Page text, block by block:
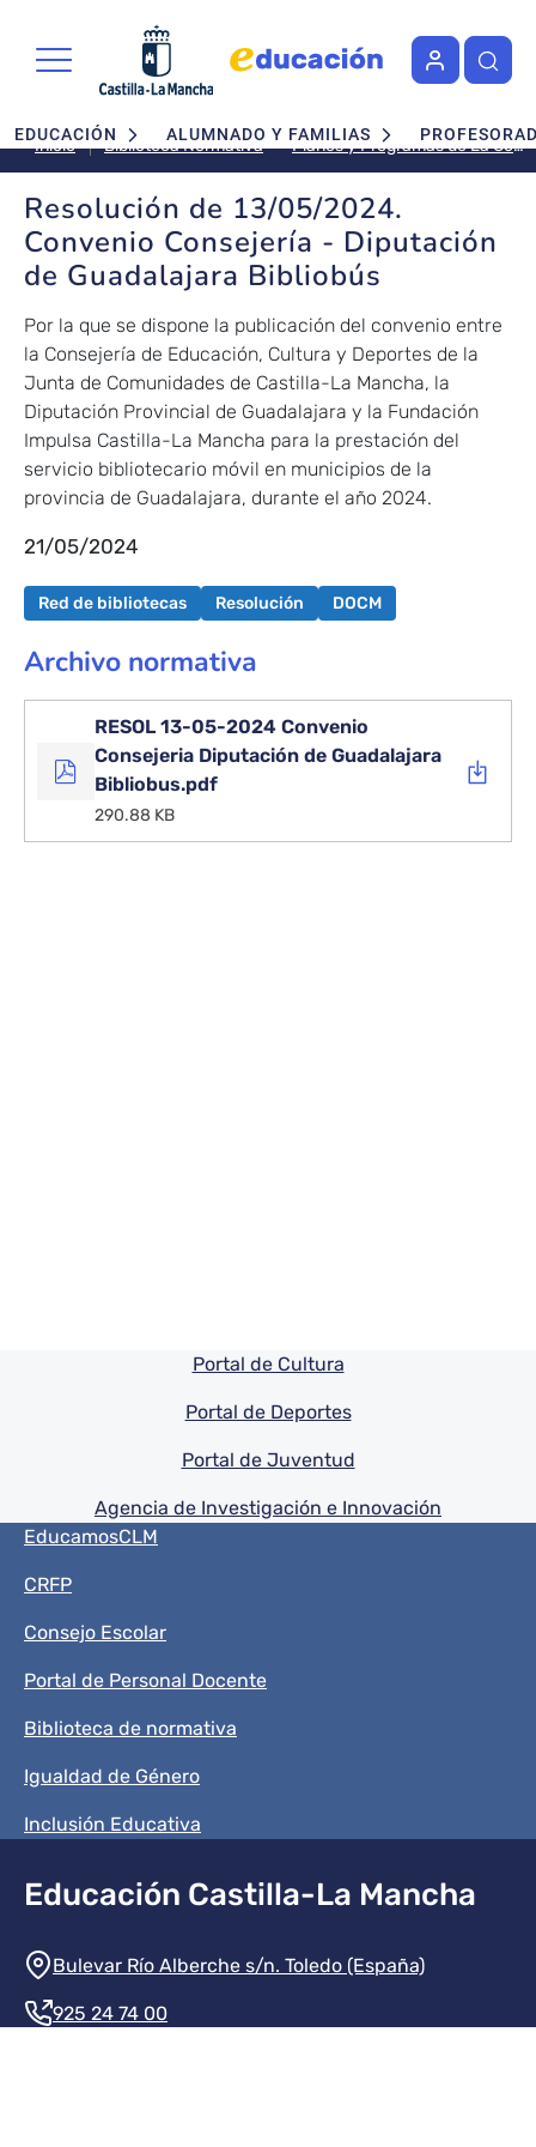
Navegación principal
EDUCACIÓN ALUMNADO Y FAMILIAS
Inicio Biblioteca Normativa Planes y Programas de La Consejería
Resolución de 13/05/2024.
Convenio Consejería - Diputación
de Guadalajara Bibliobús
Por la que se dispone la publicación del convenio entre
la Consejería de Educación, Cultura y Deportes de la
Junta de Comunidades de Castilla-La Mancha, la
Diputación Provincial de Guadalajara y la Fundación
Impulsa Castilla-La Mancha para la prestación del
servicio bibliotecario móvil en municipios de la
provincia de Guadalajara, durante el año 2024.
21/05/2024
Red de bibliotecas Resolución DOCM
Archivo normativa
RESOL 13-05-2024 Convenio
Consejeria Diputación de Guadalajara
Bibliobus.pdf
290.88 KB
Pie de pagina información
Portal de Cultura
Portal de Deportes
Portal de Juventud
Agencia de Investigación e Innovación
Menú del pie
EducamosCLM
CRFP
Consejo Escolar
Portal de Personal Docente
Biblioteca de normativa
Igualdad de Género
Inclusión Educativa
Educación Castilla-La Mancha
Información de la institución
Bulevar Río Alberche s/n. Toledo (España)
925 24 74 00